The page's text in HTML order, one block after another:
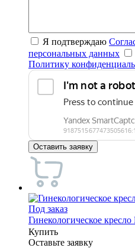
Я подтверждаю
персональных данных
Политику
Оставить заявку
Под заказ
Гинекологическое
Купить
Оставьте заявку